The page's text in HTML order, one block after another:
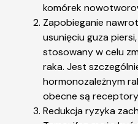
komórek
Zapobieganie
usunięciu guza
stosowany w celu
raka. Jest
hormonozależnym
obecne są
Redukcja ryzyka